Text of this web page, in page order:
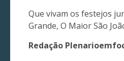
Que vivam os festejos
Grande, O Maior São
Redação